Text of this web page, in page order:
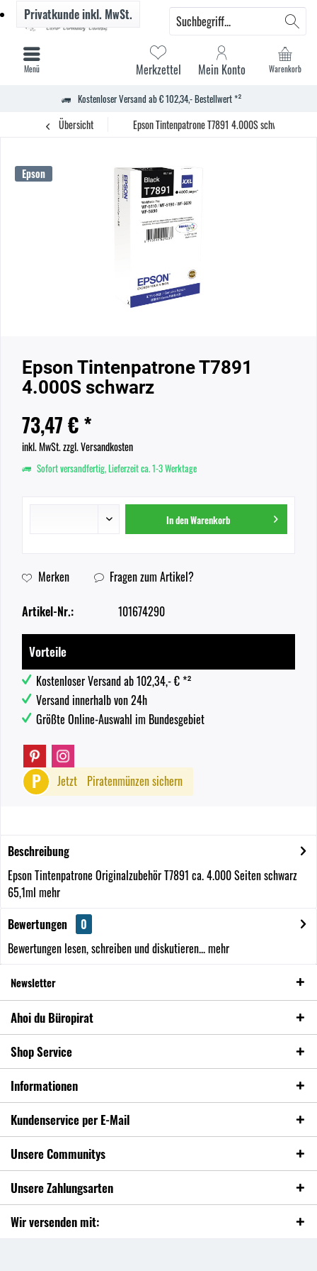
Kostenloser Versand ab € 102,34,- Bestellwert *²
Warenkorb
Merkzettel Mein Konto
Privatkundeinkl. MwSt.
Menü
Übersicht Epson Tintenpatrone T7891 4.000S schwarz
Epson
Epson Tintenpatrone T7891
4.000S schwarz
73,47 € *
inkl. MwSt.zzgl. Versandkosten
Sofort versandfertig, Lieferzeit ca. 1-3 Werktage
In denWarenkorb
Merken Fragen zum Artikel?
Artikel-Nr.: 101674290
Vorteile
Kostenloser Versand ab 102,34,- € *²
Versand innerhalb von 24h
Größte Online-Auswahl im Bundesgebiet
P Jetzt Piratenmünzen sichern
Beschreibung
Epson Tintenpatrone Originalzubehör T7891 ca. 4.000 Seiten schwarz
65,1ml mehr
Bewertungen
0
Bewertungen lesen, schreiben und diskutieren...mehr
Newsletter
Ahoi du Büropirat
Shop Service
Informationen
Kundenservice per E-Mail
Unsere Communitys
Unsere Zahlungsarten
Wir versenden mit: